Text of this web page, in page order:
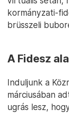
kormányzati-
brüsszeli
A Fidesz
Induljunk a
márciusában
ugrás lesz,